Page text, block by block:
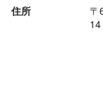
住所
〒
14